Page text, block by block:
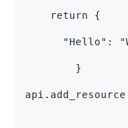
    return {
"Hello":
        }